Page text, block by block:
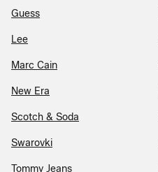
Guess
Lee
Marc Cain
New Era
Scotch & Soda
Swarovki
Tommy Jeans